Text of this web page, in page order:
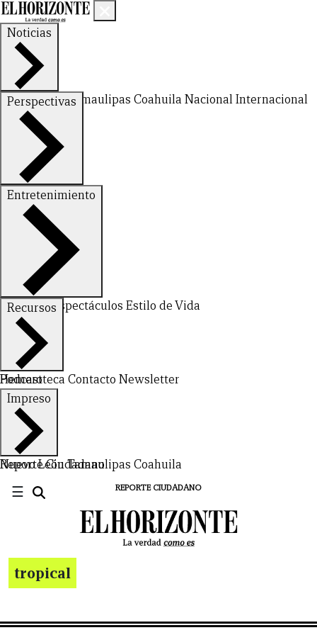
Noticias
Nuevo LeónTamaulipas Coahuila NacionalInternacional
Perspectivas
FinanzasOpinión
Entretenimiento
DeportesEspectáculos Estilo de Vida
Recursos
Hemeroteca Contacto Newsletter
Podcast
Impreso
Nuevo LeónTamaulipas Coahuila
Reporte Ciudadano
☰ REPORTE CIUDADANO
tropical